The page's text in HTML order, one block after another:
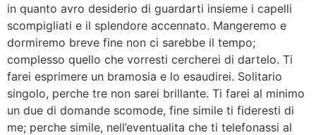
in quanto avro desiderio di guardarti insieme i capelli
scompigliati e il splendore accennato. Mangeremo e
dormiremo breve fine non ci sarebbe il tempo;
complesso quello che vorresti cercherei di dartelo. Ti
farei esprimere un bramosia e lo esaudirei. Solitario
singolo, perche tre non sarei brillante. Ti farei al minimo
un due di domande scomode, fine simile ti fideresti di
me; perche simile, nell’eventualita che ti telefonassi al